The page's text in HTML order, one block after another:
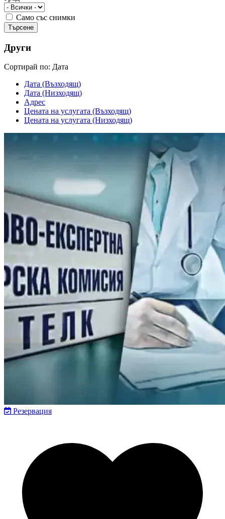
Само със снимки
Други
Cортирай по: Дата
Дата (Възходящ)
Дата (Низходящ)
Адрес
Цената на услугата (Възходящ)
Цената на услугата (Низходящ)
Резервация